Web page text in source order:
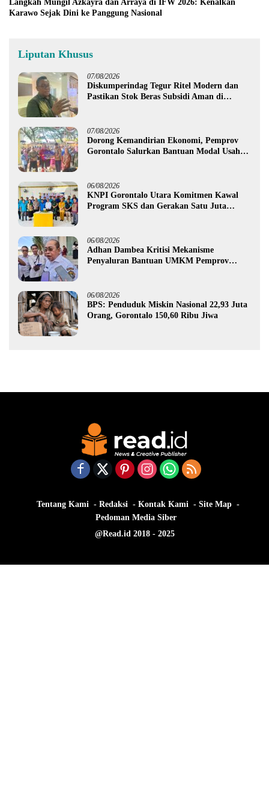
Langkah Mungil Azkayra dan Arraya di IFW 2026: Kenalkan
Karawo Sejak Dini ke Panggung Nasional
Liputan Khusus
07/08/2026
Diskumperindag Tegur Ritel Modern dan
Pastikan Stok Beras Subsidi Aman di
07/08/2026
Dorong Kemandirian Ekonomi, Pemprov
Gorontalo Salurkan Bantuan Modal Usaha
06/08/2026
KNPI Gorontalo Utara Komitmen Kawal
Program SKS dan Gerakan Satu Juta
06/08/2026
Adhan Dambea Kritisi Mekanisme
Penyaluran Bantuan UMKM Pemprov
06/08/2026
BPS: Penduduk Miskin Nasional 22,93 Juta
Orang, Gorontalo 150,60 Ribu Jiwa
Tentang Kami Redaksi Kontak Kami
Site Map
Pedoman Media Siber
@Read.id 2018 - 2025